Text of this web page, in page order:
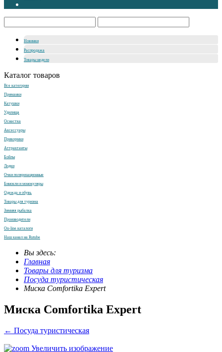
Новинки
Распродажа
Товары недели
Каталог товаров
Все категории
Приманки
Катушки
Удилища
Оснастка
Аксессуары
Прикормки
Аттрактанты
Бойлы
Лодки
Очки поляризационные
Бинокли и монокуляры
Одежда и обувь
Товары для туризма
Зимняя рыбалка
Производители
On-line каталоги
Наш канал на Rutube
Вы здесь:
Главная
Товары для туризма
Посуда туристическая
Миска Comfortika Expert
Миска Comfortika Expert
← Посуда туристическая
Увеличить изображение